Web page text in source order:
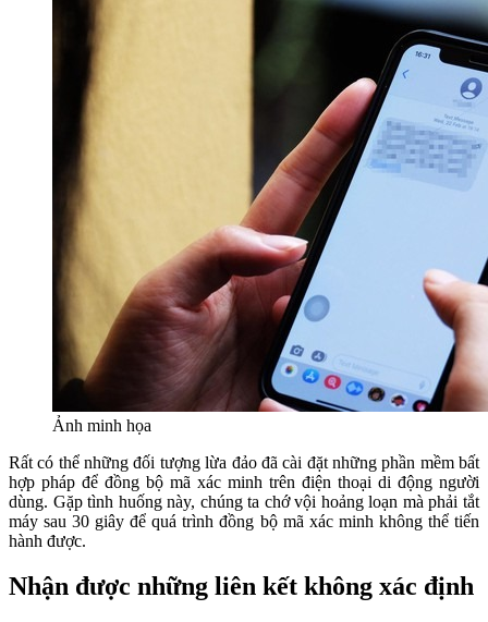
Ảnh minh họa
Rất có thể những đối tượng lừa đảo đã cài đặt những phần mềm bất
hợp pháp để đồng bộ mã xác minh trên điện thoại di động người
dùng. Gặp tình huống này, chúng ta chớ vội hoảng loạn mà phải tắt
máy sau 30 giây để quá trình đồng bộ mã xác minh không thể tiến
hành được.
Nhận được những liên kết không xác định